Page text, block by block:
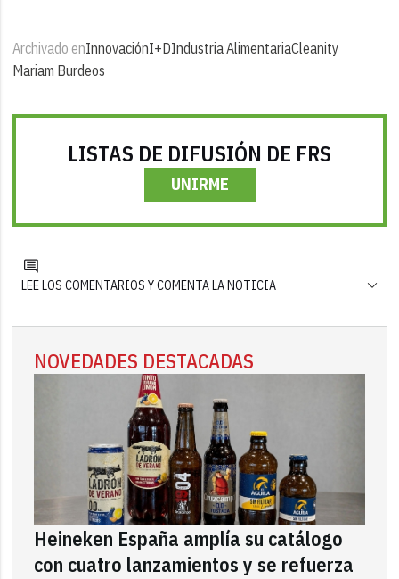
Archivado enInnovaciónI+DIndustria AlimentariaCleanity
Mariam Burdeos
LISTAS DE DIFUSIÓN DE FRS
UNIRME
LEE LOS COMENTARIOS Y COMENTA LA NOTICIA
NOVEDADES DESTACADAS
Heineken España amplía su catálogo
con cuatro lanzamientos y se refuerza